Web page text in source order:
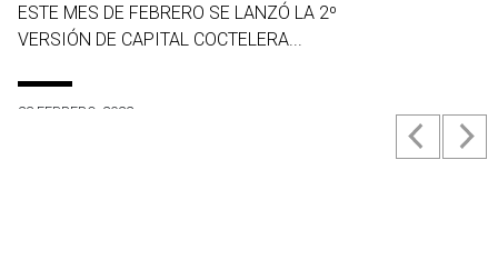
ESTE MES DE FEBRERO SE LANZÓ LA 2º
VERSIÓN DE CAPITAL COCTELERA...
23 FEBRERO, 2022